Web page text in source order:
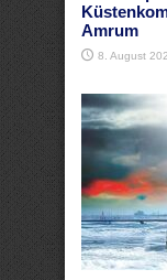
Amrum
8. August